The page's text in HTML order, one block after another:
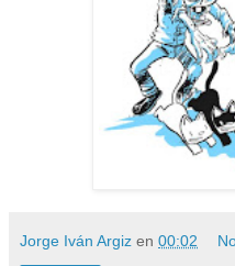
Jorge Iván Argiz en 00:02